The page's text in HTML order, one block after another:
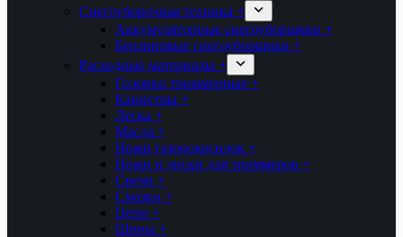
Снегоуборочная техника +
Аккумуляторные снегоуборщики +
Бензиновые снегоуборщики +
Расходные материалы +
Головки триммерные +
Канистры +
Леска +
Масла +
Ножи газонокосилок +
Ножи и диски для триммеров +
Свечи +
Смазки +
Цепи +
Шины +